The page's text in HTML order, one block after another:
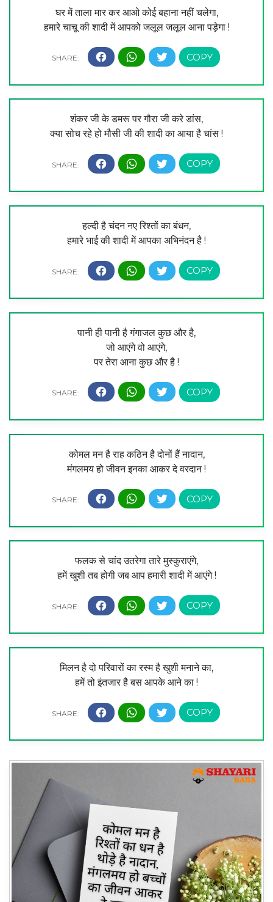
घर में ताला मार कर आओ कोई बहाना नहीं चलेगा,
हमारे चाचू की शादी में आपको जलूल जलूल आना पड़ेगा !
शंकर जी के डमरू पर गौरा जी करे डांस,
क्या सोच रहे हो मौसी जी की शादी का आया है चांस !
हल्दी है चंदन नए रिश्तों का बंधन,
हमारे भाई की शादी में आपका अभिनंदन है !
पानी ही पानी है गंगाजल कुछ और है,
जो आएंगे वो आएंगे,
पर तेरा आना कुछ और है !
कोमल मन है राह कठिन है दोनों हैं नादान,
मंगलमय हो जीवन इनका आकर दे वरदान !
फलक से चांद उतरेगा तारे मुस्कुराएंगे,
हमें खुशी तब होगी जब आप हमारी शादी में आएंगे !
मिलन है दो परिवारों का रस्म है खुशी मनाने का,
हमें तो इंतजार है बस आपके आने का !